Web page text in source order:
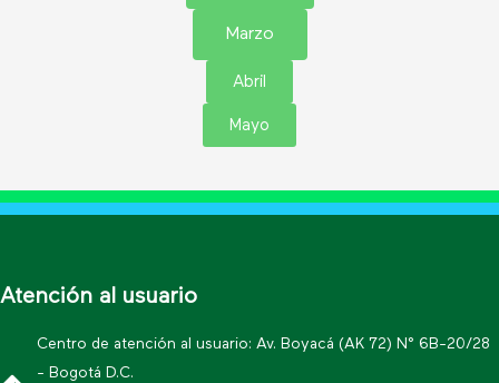
Marzo
Abril
Mayo
Atención al usuario
Centro de atención al usuario: Av. Boyacá (AK 72) N° 6B-20/28
- Bogotá D.C.